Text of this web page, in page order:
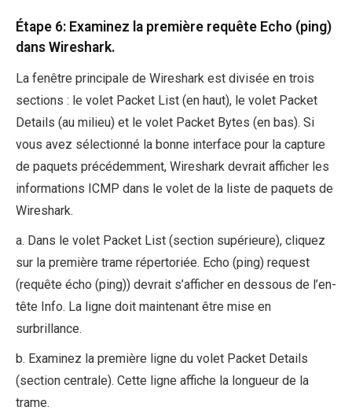
Étape 6: Examinez la première requête Echo (ping)
dans Wireshark.
La fenêtre principale de Wireshark est divisée en trois
sections : le volet Packet List (en haut), le volet Packet
Details (au milieu) et le volet Packet Bytes (en bas). Si
vous avez sélectionné la bonne interface pour la capture
de paquets précédemment, Wireshark devrait afficher les
informations ICMP dans le volet de la liste de paquets de
Wireshark.
a. Dans le volet Packet List (section supérieure), cliquez
sur la première trame répertoriée. Echo (ping) request
(requête écho (ping)) devrait s’afficher en dessous de l’en-
tête Info. La ligne doit maintenant être mise en
surbrillance.
b. Examinez la première ligne du volet Packet Details
(section centrale). Cette ligne affiche la longueur de la
trame.